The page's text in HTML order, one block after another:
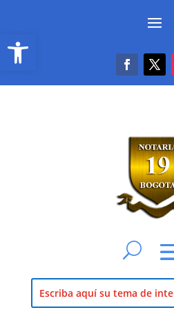
Abrir barra de herramientas